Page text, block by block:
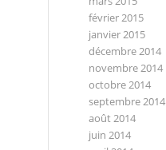
février 2015
janvier 2015
décembre 2014
novembre 2014
octobre 2014
septembre 2014
août 2014
juin 2014